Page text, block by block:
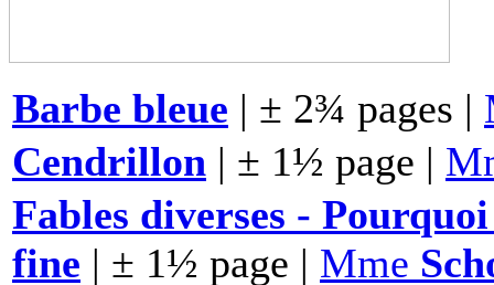
Barbe bleue | ± 2¾ pages |
Cendrillon | ± 1½ page |
Fables diverses -
fine | ± 1½ page | Mme